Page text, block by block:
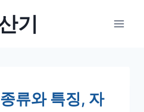
기
류와 특징, 자